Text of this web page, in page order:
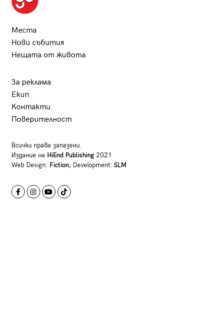
Места
Нови събития
Нещата от живота
За реклама
Екип
Контакти
Поверителност
Всички права запазени.
Издание на HiEnd Publishing2021
Web Design: Fiction, Development: SLM